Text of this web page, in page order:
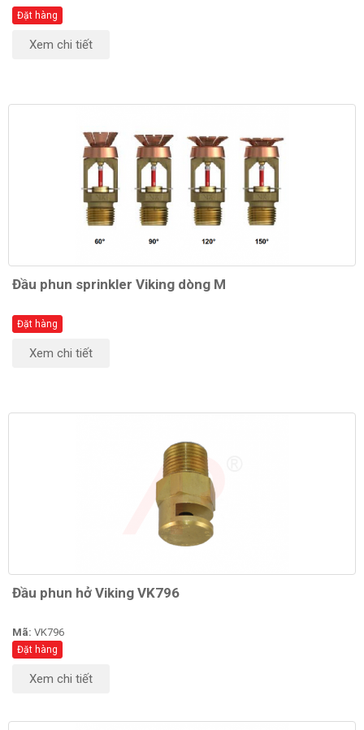
Đặt hàng
Xem chi tiết
Đầu phun sprinkler Viking dòng M
Đặt hàng
Xem chi tiết
Đầu phun hở Viking VK796
Mã: VK796
Đặt hàng
Xem chi tiết